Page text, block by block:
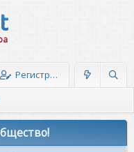
Регистрация